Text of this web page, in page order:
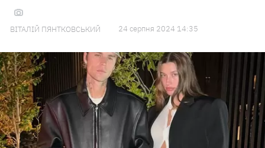
ВІТАЛІЙ ПЯНТКОВСЬКИЙ 24 серпня 2024 14:35